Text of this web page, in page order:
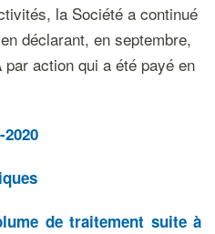
la Société a continué
déclarant, en septembre,
action qui a été payé en
-2020
s
de traitement suite à